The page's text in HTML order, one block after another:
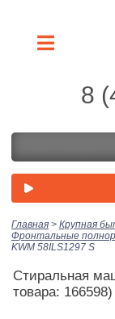
8
Главная > Крупная
Фронтальные
KWM 58ILS1297 S
Стиральная
товара: 166598)